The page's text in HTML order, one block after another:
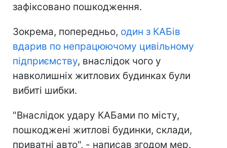
зафіксовано пошкодження.
Зокрема, попередньо, один з КАБів
вдарив по непрацюючому цивільному
підприємству, внаслідок чого у
навколишніх житлових будинках були
вибиті шибки.
"Внаслідок удару КАБами по місту,
пошкоджені житлові будинки, склади,
приватні авто", - написав згодом мер.